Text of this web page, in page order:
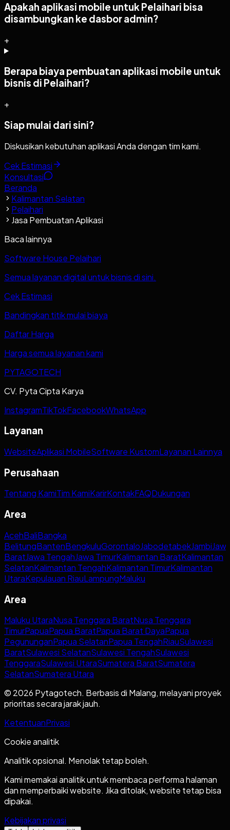
Apakah aplikasi mobile untuk Pelaihari bisa
disambungkan ke dasbor admin?
+
Berapa biaya pembuatan aplikasi mobile untuk
bisnis di Pelaihari?
+
Siap mulai dari sini?
Diskusikan kebutuhan aplikasi Anda dengan tim kami.
Cek Estimasi
Konsultasi
Beranda
Kalimantan Selatan
Pelaihari
Jasa Pembuatan Aplikasi
Baca lainnya
Software House Pelaihari
Semua layanan digital untuk bisnis di sini.
Cek Estimasi
Bandingkan titik mulai biaya
Daftar Harga
Harga semua layanan kami
PYTAGOTECH
CV. Pyta Cipta Karya
InstagramTikTokFacebookWhatsApp
Layanan
WebsiteAplikasi MobileSoftware KustomLayanan Lainnya
Perusahaan
Tentang KamiTim KamiKarirKontakFAQDukungan
Area
AcehBaliBangka
BelitungBantenBengkuluGorontaloJabodetabekJambi
BaratJawa TengahJawa TimurKalimantan BaratKalimantan
SelatanKalimantan TengahKalimantan TimurKalimantan
UtaraKepulauan RiauLampungMaluku
Area
Maluku UtaraNusa Tenggara BaratNusa Tenggara
TimurPapuaPapua BaratPapua Barat DayaPapua
PegununganPapua SelatanPapua TengahRiauSulawesi
BaratSulawesi SelatanSulawesi TengahSulawesi
TenggaraSulawesi UtaraSumatera BaratSumatera
SelatanSumatera Utara
© 2026 Pytagotech. Berbasis di Malang, melayani proyek
prioritas secara jarak jauh.
KetentuanPrivasi
Cookie analitik
Analitik opsional. Menolak tetap boleh.
Kami memakai analitik untuk membaca performa halaman
dan memperbaiki website. Jika ditolak, website tetap bisa
dipakai.
Kebijakan privasi